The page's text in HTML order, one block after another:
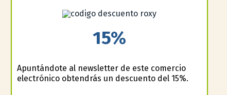
15%
Apuntándote al newsletter de este comercio
electrónico obtendrás un descuento del 15%.